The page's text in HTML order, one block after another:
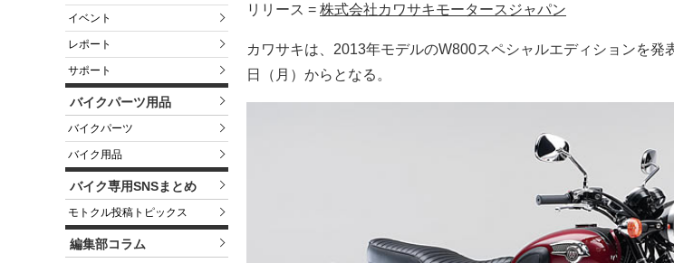
イベント
レポート
サポート
バイクパーツ用品
バイクパーツ
バイク用品
バイク専用SNSまとめ
モトクル投稿トピックス
編集部コラム
リリース = 株式会社カワサキモータースジャパン
カワサキは、2013年モデルのW800スペシャルエディションを発
日（月）からとなる。